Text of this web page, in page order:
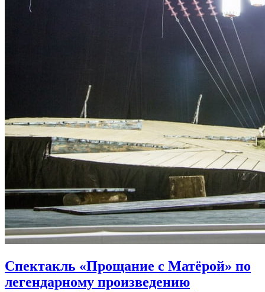
Спектакль «Прощание с Матёрой» по
легендарному произведению